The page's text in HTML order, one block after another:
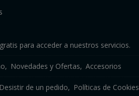
para acceder a nuestros servicios.
Novedades y Ofertas Accesorios
Desistir de un pedido Políticas de Cookies